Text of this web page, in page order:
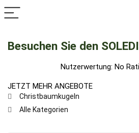
Besuchen Sie den
Nutzerwertung: No
JETZT MEHR ANGEBOTE
Christbaumkugeln
Alle Kategorien